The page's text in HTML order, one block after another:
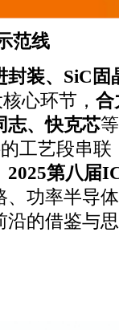
范线
封装、SiC固
心环节， 合
志、快克芯
工艺段串
2025第八届
、功率半导
沿的借鉴与